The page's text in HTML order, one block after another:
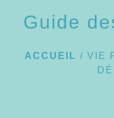
Guide
ACCUEIL / VIE